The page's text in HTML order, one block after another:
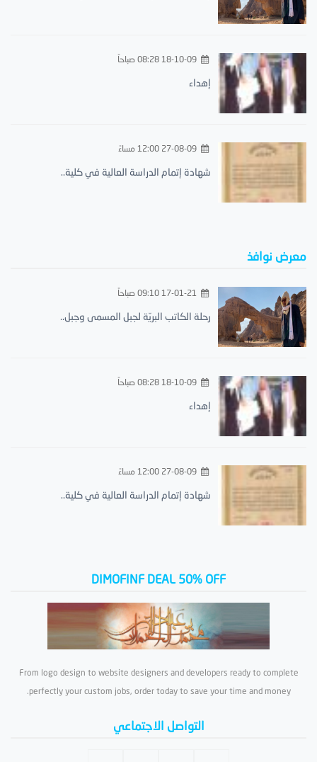
18-10-09 08:28 صباحاً
إهداء
27-08-09 12:00 مساءً
شهادة إتمام الدراسة العالية في كلية..
معرض نوافذ
رحلة الكاتب البريّة لجبل المسمى وجبل..
18-10-09 08:28 صباحاً
إهداء
27-08-09 12:00 مساءً
شهادة إتمام الدراسة العالية في كلية..
DIMOFINF DEAL 50% OFF
From logo design to website designers and developers ready to complete
perfectly your custom jobs, order today to save your time and money.
التواصل الاجتماعي